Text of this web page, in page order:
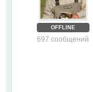
OFFLINE
697 сообщений